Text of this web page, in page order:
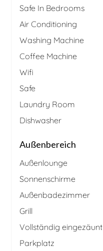
Safe In Bedrooms
Air Conditioning
Washing Machine
Coffee Machine
Wifi
Safe
Laundry Room
Dishwasher
Außenbereich
Außenlounge
Sonnenschirme
Außenbadezimmer
Grill
Vollständig eingezäunt
Parkplatz